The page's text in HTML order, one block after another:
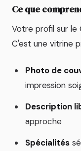
Ce que
Votre profil sur le
C'est une vitrine
Photo de
impression
Description
approche
Spécialités